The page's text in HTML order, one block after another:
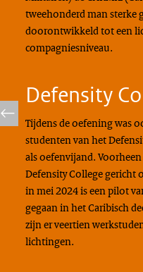
tweehonderd man sterke
doorontwikkeld tot een
compagniesniveau.
Defensity
Tijdens de oefening was
studenten van het
als oefenvijand.
Defensity Collegegericht
in mei 2024 is eenpilot
gegaan in het Caribisch
zijn er veertien
lichtingen.